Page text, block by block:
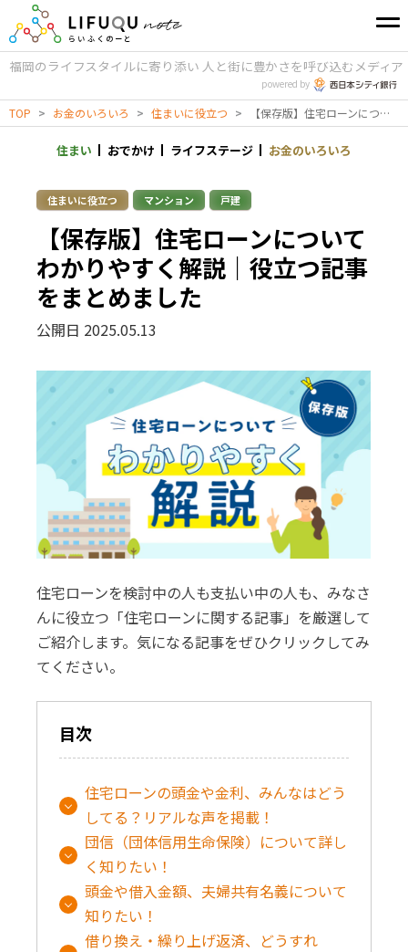
福岡のライフスタイルに寄り添い 人と街に豊かさを呼び込むメディア
powered by
TOP > お金のいろいろ > 住まいに役立つ > 【保存版】住宅ローンについてわかりやすく解説｜役立つ記事をまとめました
住まい おでかけ ライフステージ お金のいろいろ
住まいに役立つ マンション 戸建
【保存版】住宅ローンについて
わかりやすく解説｜役立つ記事
をまとめました
公開日 2025.05.13
住宅ローンを検討中の人も支払い中の人も、みなさ
んに役立つ「住宅ローンに関する記事」を厳選して
ご紹介します。気になる記事をぜひクリックしてみ
てください。
目次
住宅ローンの頭金や金利、みんなはどう
してる？リアルな声を掲載！
団信（団体信用生命保険）について詳し
く知りたい！
頭金や借入金額、夫婦共有名義について
知りたい！
借り換え・繰り上げ返済、どうすれ